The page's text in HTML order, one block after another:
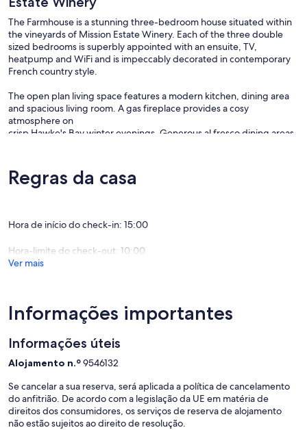
The Farmhouse is a stunning three-bedroom house situated within
the vineyards of Mission Estate Winery. Each of the three double
sized bedrooms is superbly appointed with an ensuite, TV,
heatpump and WiFi and is impeccably decorated in contemporary
French country style.
The open plan living space features a modern kitchen, dining area
and spacious living room. A gas fireplace provides a cosy
atmosphere on
crisp Hawke's Bay winter evenings. Generous al fresco dining areas
Peaceful location in beautiful surroundings
Complimentary bottle of sparkling wine, Mission Fete, on arrival.
We respect your privacy and will leave you undisturbed during your
farmhouse receives a full service once a week during your stay. This
includes the changing of sheets and towels, removal of rubbish and
Only 10 minutes drive to Napier CBD and airport.
THE NUMBER OF PEOPLE OCCUPYING THE FARMHOUSE IS,
UNDER NO CIRCUMSTANCES, TO EXCEED THE NUMBER OF
PRIOR ARRANGEMENTS HAVE BEEN MADE DIRECTLY WITH THE
MISSION ESTATE. PLEASE NOTE THIS IS NOT A FUNCTION OR
PARTY VENUE.
Regras da casa
Hora de início do check-in: 15:00
Hora-limite do check-out: 10:00
Ver mais
Informações importantes
Informações úteis
Alojamento n.º9546132
Se cancelar a sua reserva, será aplicada a política de cancelamento
do anfitrião. De acordo com a legislação da UE em matéria de
direitos dos consumidores, os serviços de reserva de alojamento
não estão sujeitos ao direito de resolução.